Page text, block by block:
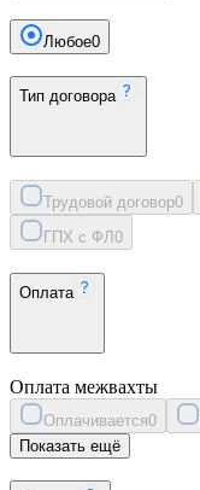
Любое0
Тип договора
Трудовой договор0
ГПХ с ФЛ 0
Оплата
Оплата межвахты
Оплачивается0
Показать ещё